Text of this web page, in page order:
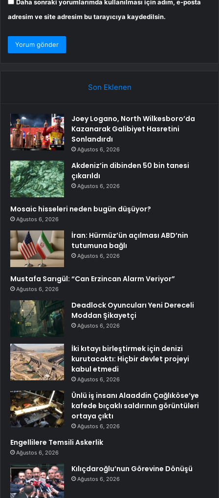
Daha sonraki yorumlarımda kullanılması için adım, e-posta
adresim ve site adresim bu tarayıcıya kaydedilsin.
Son Eklenen
Joey Logano, North Wilkesboro’da
Kazanarak Galibiyet Hasretini
Sonlandırdı
Ağustos 6, 2026
Akdeniz’in dibinden 50 bin tanesi
çıkarıldı
Ağustos 6, 2026
Mosaic hisseleri neden bugün düşüyor?
Ağustos 6, 2026
İran: Hürmüz’ün açılması ABD’nin
tutumuna bağlı
Ağustos 6, 2026
Mustafa Sarıgül: “Can Erzincan Alarm Veriyor”
Ağustos 6, 2026
Deadlock Oyuncuları Yeni Dereceli
Moddan Şikayetçi
Ağustos 6, 2026
İki kıtayı birleştirmek için denizi
kurutacaktı: Hiçbir devlet projeyi
kabul etmedi
Ağustos 6, 2026
Ünlü iş insanı Alaaddin Çağlıköse’ye
kafede bıçaklı saldırının görüntüleri
ortaya çıktı
Ağustos 6, 2026
Engellilere Temsili Askerlik
Ağustos 6, 2026
Kılıçdaroğlu’nun Görevine Dönüşü
Ağustos 6, 2026